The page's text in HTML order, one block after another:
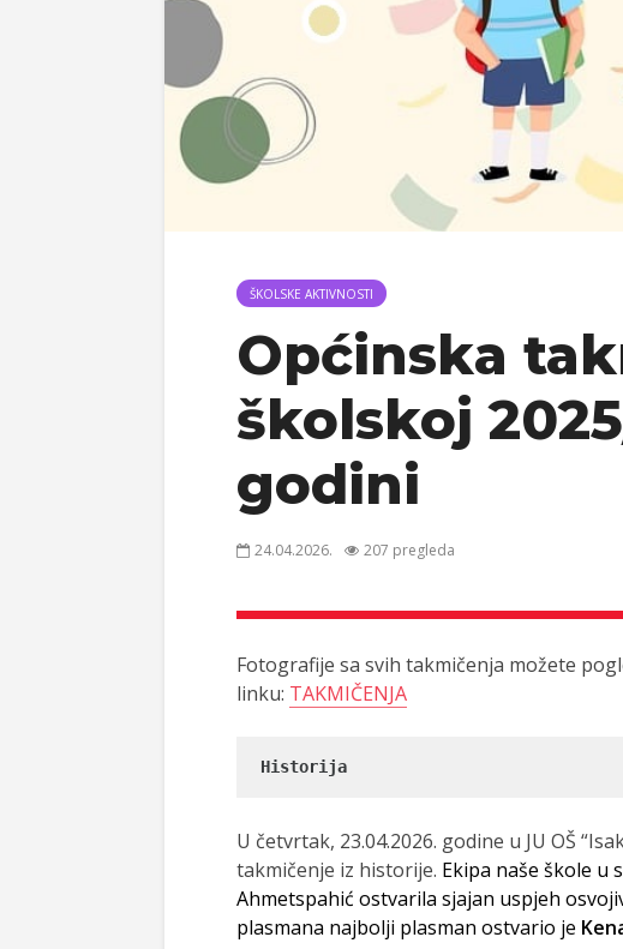
ŠKOLSKE AKTIVNOSTI
Općinska
školskoj
godini
24.04.2026. 207 pregleda
Fotografije sa svih takmičenja možete
linku: TAKMIČENJA
Historija
U četvrtak, 23.04.2026. godine u JU OŠ
takmičenje iz historije. Ekipa naše škole u
Ahmetspahić ostvarila sjajan uspjeh
plasmana najbolji plasman ostvario je